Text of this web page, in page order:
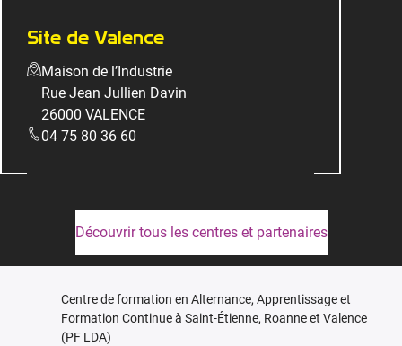
Site de Valence
Maison de l’Industrie
Rue Jean Jullien Davin
26000 VALENCE
04 75 80 36 60
Découvrir tous les centres et partenaires
Centre de formation en Alternance, Apprentissage et
Formation Continue à Saint-Étienne, Roanne et Valence
(PF LDA)